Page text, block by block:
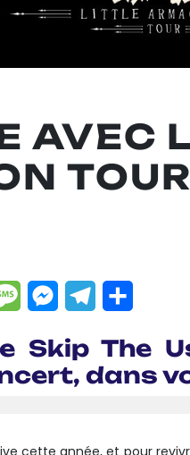
AVEC
TOUR
MessageMessenger
Telegram
Skip The
dans
cette année, et pour